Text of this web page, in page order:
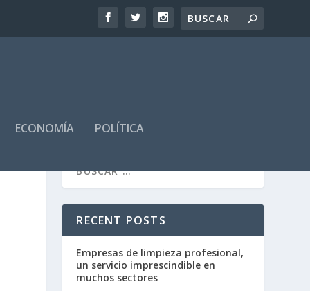
ECONOMÍA POLÍTICA
RECENT POSTS
Empresas de limpieza profesional,
un servicio imprescindible en
muchos sectores